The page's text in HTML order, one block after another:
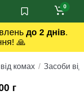
до 2 днів.
🙏
0
комах Засоби
г